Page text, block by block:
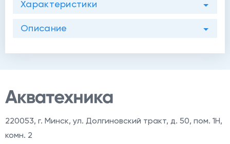
Характеристики
Описание
220053, г. Минск, ул. Долгиновский тракт, д. 50, пом. 1Н,
комн. 2